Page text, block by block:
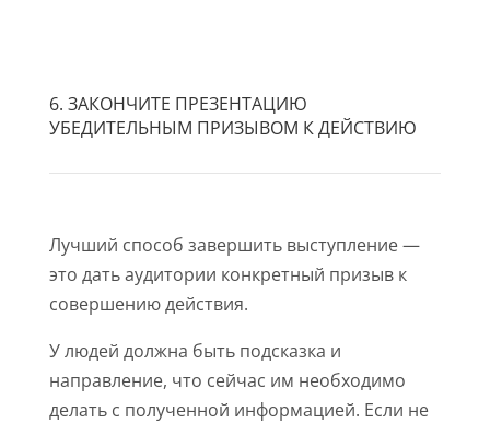
6. ЗАКОНЧИТЕ ПРЕЗЕНТАЦИЮ
УБЕДИТЕЛЬНЫМ ПРИЗЫВОМ К ДЕЙСТВИЮ
Лучший способ завершить выступление —
это дать аудитории конкретный призыв к
совершению действия.
У людей должна быть подсказка и
направление, что сейчас им необходимо
делать с полученной информацией. Если не